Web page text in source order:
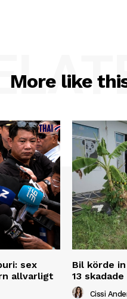
More like
sex
allvarligt
Bil körde
13 skadade
Cissi